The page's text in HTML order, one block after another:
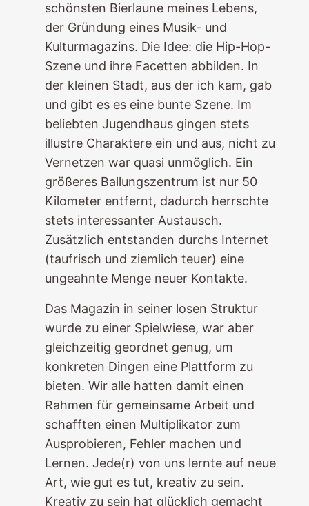
schönsten Bierlaune meines Lebens,
der Gründung eines Musik- und
Kulturmagazins. Die Idee: die Hip-Hop-
Szene und ihre Facetten abbilden. In
der kleinen Stadt, aus der ich kam, gab
und gibt es es eine bunte Szene. Im
beliebten Jugendhaus gingen stets
illustre Charaktere ein und aus, nicht zu
Vernetzen war quasi unmöglich. Ein
größeres Ballungszentrum ist nur 50
Kilometer entfernt, dadurch herrschte
stets interessanter Austausch.
Zusätzlich entstanden durchs Internet
(taufrisch und ziemlich teuer) eine
ungeahnte Menge neuer Kontakte.
Das Magazin in seiner losen Struktur
wurde zu einer Spielwiese, war aber
gleichzeitig geordnet genug, um
konkreten Dingen eine Plattform zu
bieten. Wir alle hatten damit einen
Rahmen für gemeinsame Arbeit und
schafften einen Multiplikator zum
Ausprobieren, Fehler machen und
Lernen. Jede(r) von uns lernte auf neue
Art, wie gut es tut, kreativ zu sein.
Kreativ zu sein hat glücklich gemacht